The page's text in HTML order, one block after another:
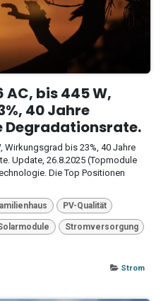
AC, bis 445 W,
40 Jahre
Degradationsrate.
Wirkungsgrad bis 23%, 40 Jahre
Update, 26.8.2025 (Topmodule
Die Top Positionen
PV-Qualität
Stromversorgung
Strom